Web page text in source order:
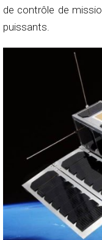
de contrôle de
puissants.